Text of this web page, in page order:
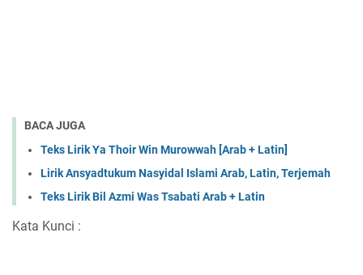
BACA JUGA
Teks Lirik Ya Thoir Win Murowwah [Arab + Latin]
Lirik Ansyadtukum Nasyidal Islami Arab, Latin, Terjemah
Teks Lirik Bil Azmi Was Tsabati Arab + Latin
Kata Kunci :